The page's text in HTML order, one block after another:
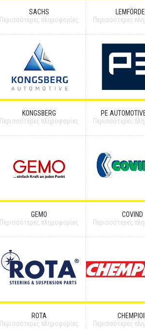
SACHS
Περισσότερες πληροφορίες
Περισσότερες
KONGSBERG
Περισσότερες πληροφορίες
PE
Περισσότερες
GEMO
Περισσότερες πληροφορίες
COVIND
Περισσότερες
ROTA
Περισσότερες πληροφορίες
CHEMPIOIL
Περισσότερες